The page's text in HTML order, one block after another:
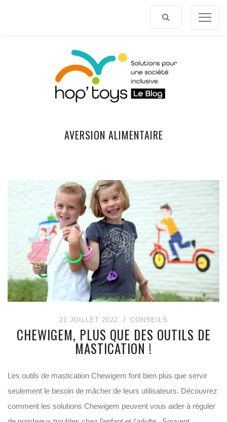
AVERSION ALIMENTAIRE
21 JUILLET 2022 CONSEILS
CHEWIGEM, PLUS QUE DES OUTILS DE
MASTICATION !
Les outils de mastication Chewigem font bien plus que servir
seulement le besoin de mâcher de leurs utilisateurs. Découvrez
comment les solutions Chewigem peuvent vous aider à réguler